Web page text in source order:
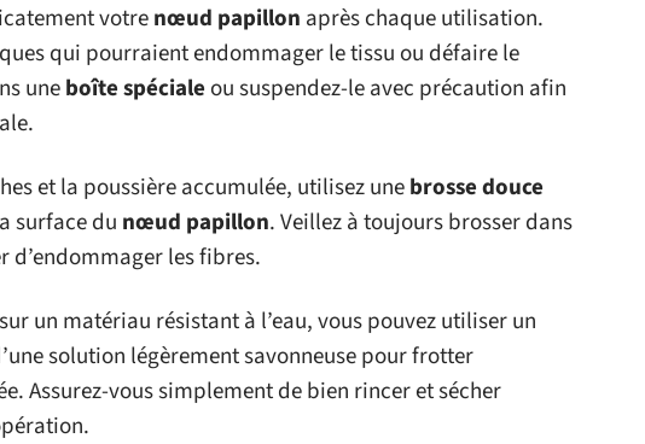
votrenœud papillon après chaque utilisation.
qui pourraient endommager le tissu ou défaire le
uneboîte spéciale ou suspendez-le avec précaution afin
et la poussière accumulée, utilisez unebrosse douce
surface du nœud papillon. Veillez à toujours brosser dans
d’endommager les fibres.
un matériau résistant à l’eau, vous pouvez utiliser un
solution légèrement savonneuse pour frotter
Assurez-vous simplement de bien rincer et sécher